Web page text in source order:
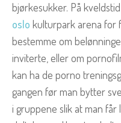
bjørkesukker. På
oslo kulturpark arena for
bestemme om
inviterte, eller om
kan ha de porno
gangen før man bytter
i gruppene slik at man